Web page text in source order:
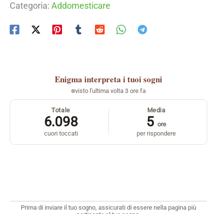
Categoria: Addomesticare
Enigma interpreta i tuoi sogni
visto l'ultima volta 3 ore fa
Totale
6.098
cuori toccati
Media
5 ore
per rispondere
Prima di inviare il tuo sogno, assicurati di essere nella pagina più